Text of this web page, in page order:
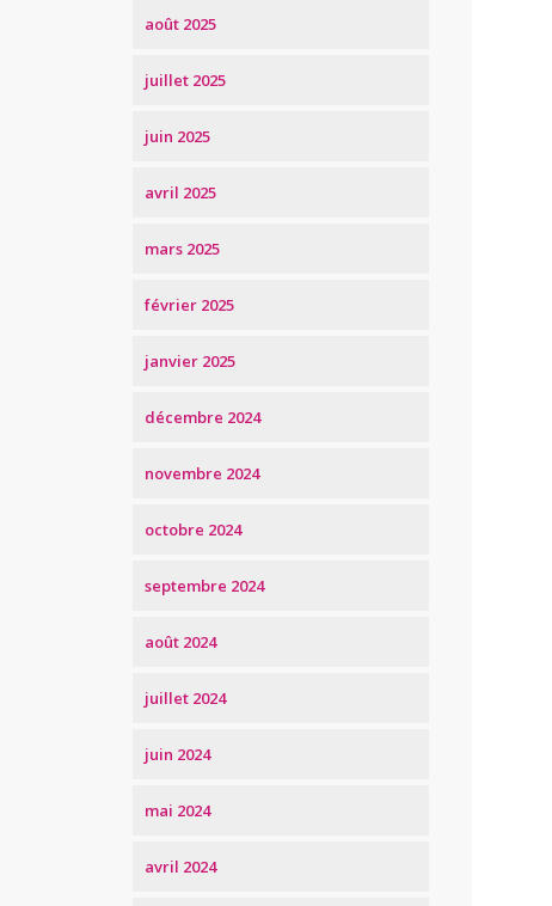
août 2025
juillet 2025
juin 2025
avril 2025
mars 2025
février 2025
janvier 2025
décembre 2024
novembre 2024
octobre 2024
septembre 2024
août 2024
juillet 2024
juin 2024
mai 2024
avril 2024